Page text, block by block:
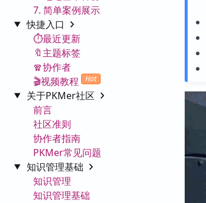
7. 简单案例展示
快捷入口
⏱️最近更新
🔖主题标签
🧣协作者
🎬视频教程
Hot
关于PKMer社区
前言
社区准则
协作者指南
PKMer常见问题
知识管理基础
知识管理
知识管理基础